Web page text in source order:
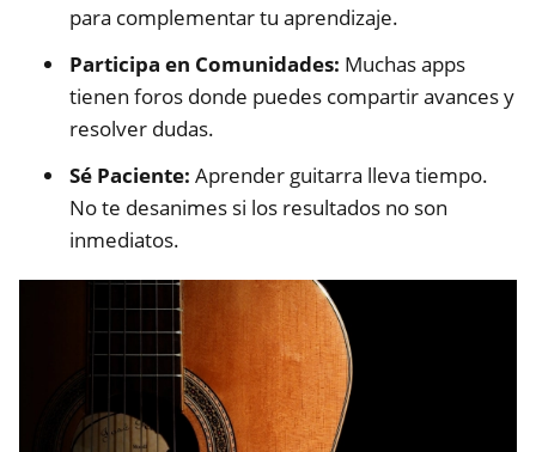
para complementar tu aprendizaje.
Participa en Comunidades: Muchas apps
tienen foros donde puedes compartir avances y
resolver dudas.
Sé Paciente: Aprender guitarra lleva tiempo.
No te desanimes si los resultados no son
inmediatos.